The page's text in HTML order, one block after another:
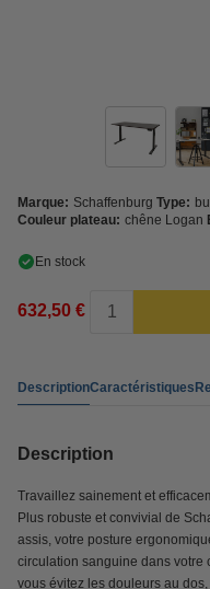
Marque: Schaffenburg Type:
Couleur plateau: chêne Logan
En stock
632,50 €
DescriptionCaractéristiques
Description
Travaillez sainement et
Plus robuste et convivial de
assis, votre posture
circulation sanguine dans votre
vous évitez les douleurs au